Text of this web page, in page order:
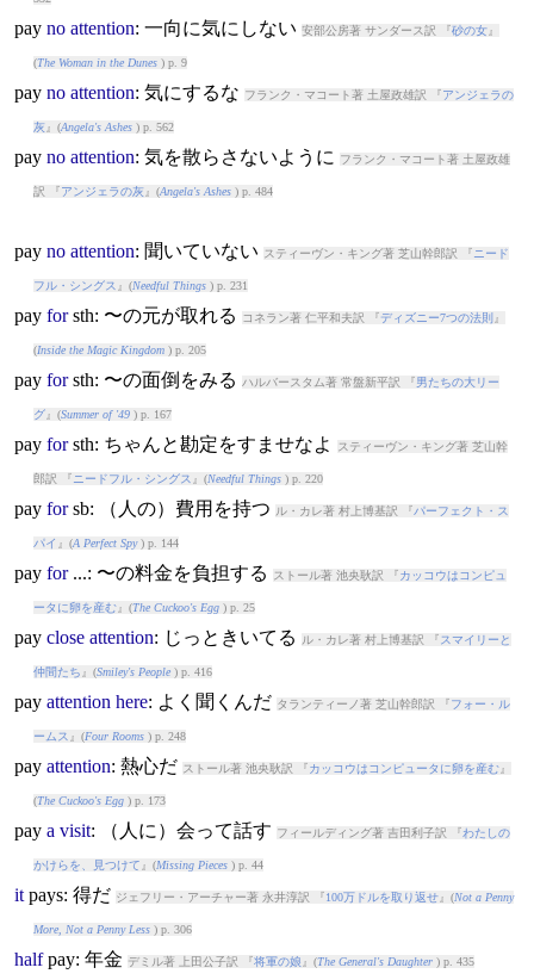
pay no attention: 一向に気にしない 安部公房著 サンダース訳 『砂の女』
(The Woman in the Dunes) p. 9
pay no attention: 気にするな フランク・マコート著 土屋政雄訳 『 アンジェラの
灰』(Angela's Ashes) p. 562
pay no attention: 気を散らさないように フランク・マコート著 土屋政雄
訳 『 アンジェラの灰』(Angela's Ashes) p. 484
pay no attention: 聞いていない スティーヴン・キング著 芝山幹郎訳 『 ニード
フル・シングス 』(Needful Things) p. 231
pay forsth: 〜の元が取れる コネラン著 仁平和夫訳 『 ディズニー7つの法則 』
(Inside the Magic Kingdom) p. 205
pay forsth: 〜の面倒をみる ハルバースタム著 常盤新平訳 『 男たちの大リー
グ』(Summer of '49) p. 167
pay forsth: ちゃんと勘定をすませなよ スティーヴン・キング著 芝山幹
郎訳 『 ニードフル・シングス 』(Needful Things) p. 220
pay forsb: （人の）費用を持つ ル・カレ著 村上博基訳 『パーフェクト・ス
パイ 』(A Perfect Spy) p. 144
pay for...: 〜の料金を負担する ストール著 池央耿訳 『 カッコウはコンピュ
ータに卵を産む』(The Cuckoo's Egg) p. 25
pay close attention: じっときいてる ル・カレ著 村上博基訳 『 スマイリーと
仲間たち 』(Smiley's People) p. 416
pay attention here: よく聞くんだ タランティーノ著 芝山幹郎訳 『 フォー・ル
ームス 』(Four Rooms) p. 248
pay attention: 熱心だ ストール著 池央耿訳 『 カッコウはコンピュータに卵を産む』
(The Cuckoo's Egg) p. 173
pay a visit: （人に）会って話す フィールディング著 吉田利子訳 『わたしの
かけらを、見つけて 』(Missing Pieces) p. 44
it pays: 得だ ジェフリー・アーチャー著 永井淳訳 『 100万ドルを取り返せ』(Not a Penny
More, Not a Penny Less) p. 306
half pay: 年金 デミル著 上田公子訳 『将軍の娘 』(The General's Daughter) p. 435